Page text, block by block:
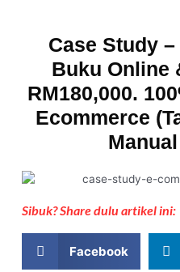
Case Study
Buku Online
RM180,000.
Ecommerce
Sibuk? Share dulu artikel ini:
Facebook